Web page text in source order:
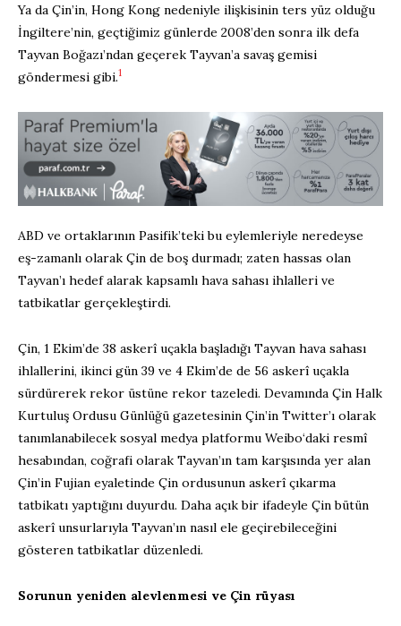
Ya da Çin’in, Hong Kong nedeniyle ilişkisinin ters yüz olduğu
İngiltere’nin, geçtiğimiz günlerde 2008’den sonra ilk defa
Tayvan Boğazı’ndan geçerek Tayvan’a savaş gemisi
göndermesi gibi.1
ABD ve ortaklarının Pasifik’teki bu eylemleriyle neredeyse
eş-zamanlı olarak Çin de boş durmadı; zaten hassas olan
Tayvan’ı hedef alarak kapsamlı hava sahası ihlalleri ve
tatbikatlar gerçekleştirdi.
Çin, 1 Ekim’de 38 askerî uçakla başladığı Tayvan hava sahası
ihlallerini, ikinci gün 39 ve 4 Ekim’de de 56 askerî uçakla
sürdürerek rekor üstüne rekor tazeledi. Devamında Çin Halk
Kurtuluş Ordusu Günlüğü gazetesinin Çin’in Twitter’ı olarak
tanımlanabilecek sosyal medya platformu Weibo‘daki resmî
hesabından, coğrafi olarak Tayvan’ın tam karşısında yer alan
Çin’in Fujian eyaletinde Çin ordusunun askerî çıkarma
tatbikatı yaptığını duyurdu. Daha açık bir ifadeyle Çin bütün
askerî unsurlarıyla Tayvan’ın nasıl ele geçirebileceğini
gösteren tatbikatlar düzenledi.
Sorunun yeniden alevlenmesi ve Çin rüyası